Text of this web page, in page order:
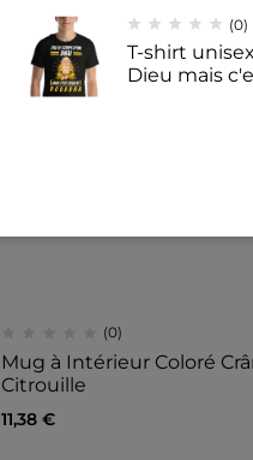
(0)
Mug à Intérieur Coloré
Citrouille
11,38 €
(0)
T-shirt
Dieu mais